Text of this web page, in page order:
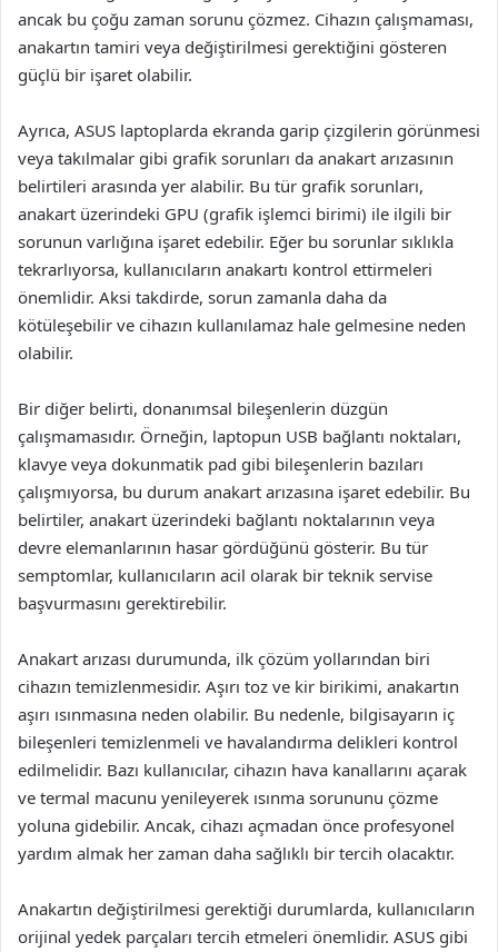
ancak bu çoğu zaman sorunu çözmez. Cihazın çalışmaması,
anakartın tamiri veya değiştirilmesi gerektiğini gösteren
güçlü bir işaret olabilir.
Ayrıca, ASUS laptoplarda ekranda garip çizgilerin görünmesi
veya takılmalar gibi grafik sorunları da anakart arızasının
belirtileri arasında yer alabilir. Bu tür grafik sorunları,
anakart üzerindeki GPU (grafik işlemci birimi) ile ilgili bir
sorunun varlığına işaret edebilir. Eğer bu sorunlar sıklıkla
tekrarlıyorsa, kullanıcıların anakartı kontrol ettirmeleri
önemlidir. Aksi takdirde, sorun zamanla daha da
kötüleşebilir ve cihazın kullanılamaz hale gelmesine neden
olabilir.
Bir diğer belirti, donanımsal bileşenlerin düzgün
çalışmamasıdır. Örneğin, laptopun USB bağlantı noktaları,
klavye veya dokunmatik pad gibi bileşenlerin bazıları
çalışmıyorsa, bu durum anakart arızasına işaret edebilir. Bu
belirtiler, anakart üzerindeki bağlantı noktalarının veya
devre elemanlarının hasar gördüğünü gösterir. Bu tür
semptomlar, kullanıcıların acil olarak bir teknik servise
başvurmasını gerektirebilir.
Anakart arızası durumunda, ilk çözüm yollarından biri
cihazın temizlenmesidir. Aşırı toz ve kir birikimi, anakartın
aşırı ısınmasına neden olabilir. Bu nedenle, bilgisayarın iç
bileşenleri temizlenmeli ve havalandırma delikleri kontrol
edilmelidir. Bazı kullanıcılar, cihazın hava kanallarını açarak
ve termal macunu yenileyerek ısınma sorununu çözme
yoluna gidebilir. Ancak, cihazı açmadan önce profesyonel
yardım almak her zaman daha sağlıklı bir tercih olacaktır.
Anakartın değiştirilmesi gerektiği durumlarda, kullanıcıların
orijinal yedek parçaları tercih etmeleri önemlidir. ASUS gibi